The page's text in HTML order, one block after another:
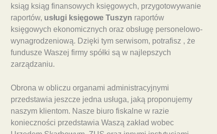
ksiąg ksiąg finansowych księgowych, przygotowywanie
raportów, usługi księgowe Tuszyn raportów
księgowych ekonomicznych oraz obsługę personelowo-
wynagrodzeniową. Dzięki tym serwisom, potrafisz , że
fundusze Waszej firmy spółki są w najlepszych
zarządzaniu.
Obrona w obliczu organami administracyjnymi
przedstawia jeszcze jedna usługa, jaką proponujemy
naszym klientom. Nasze biuro fiskalne w razie
konieczności przedstawia Waszą zakład wobec